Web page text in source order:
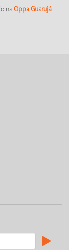
na Oppa Guarujá